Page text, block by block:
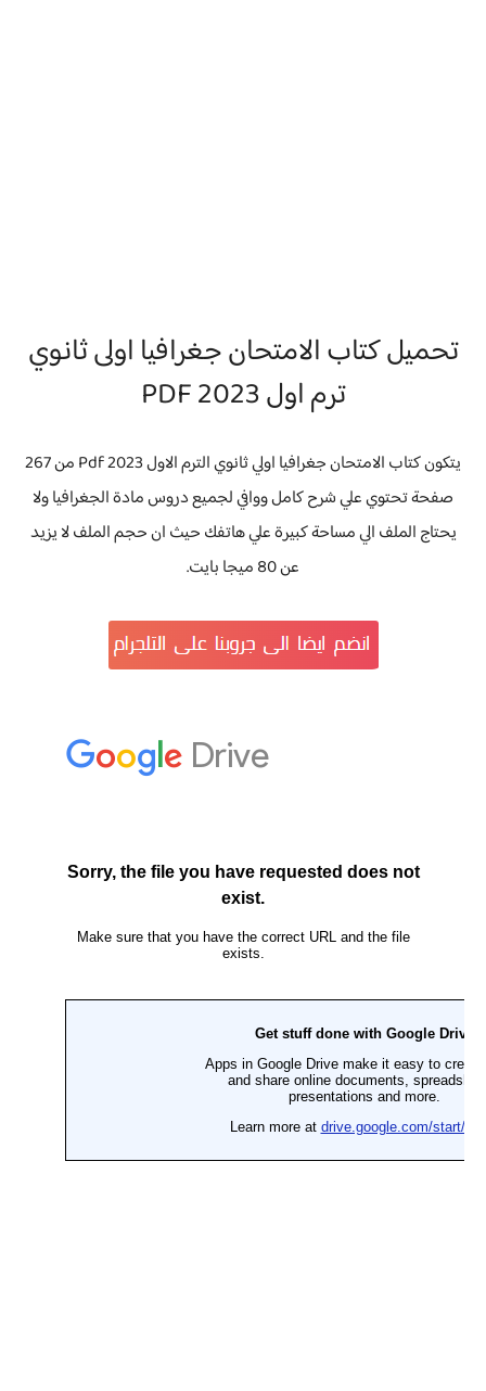
تحميل كتاب الامتحان جغرافيا اولى ثانوي
ترم اول 2023 PDF
يتكون كتاب الامتحان جغرافيا اولي ثانوي الترم الاول 2023 Pdf من 267
صفحة تحتوي علي شرح كامل ووافي لجميع دروس مادة الجغرافيا ولا
يحتاج الملف الي مساحة كبيرة علي هاتفك حيث ان حجم الملف لا يزيد
عن 80 ميجا بايت.